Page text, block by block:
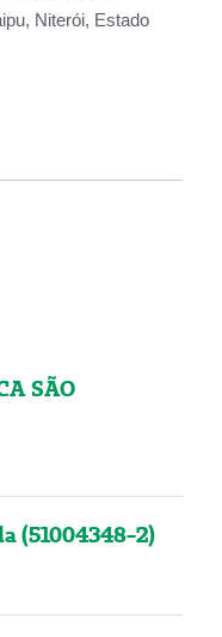
Niterói, Estado
SÃO
(51004348-2)